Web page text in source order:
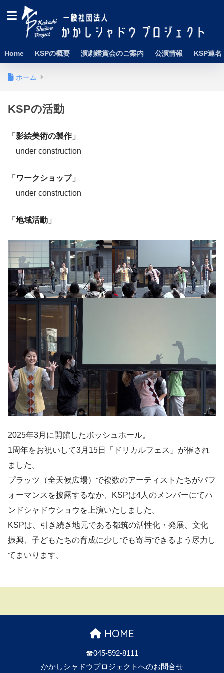
Home KSPの概要 演劇鑑賞会のご案内 公演情報 KSP連名
ホーム
KSPの活動
「影絵美術の製作」
under construction
「ワークショップ」
under construction
「地域活動」
2025年3月に開館したボッシュホール。
1周年をお祝いして3月15日「ドリカルフェス」が催され
ました。
プラッツ（全天候広場）で複数のアーティストたちがパフ
ォーマンスを披露するなか、KSPは4人のメンバーにてハ
ンドシャドウショウを上演いたしました。
KSPは、引き続き地元である都筑の活性化・発展、文化
振興、子どもたちの育成に少しでも寄与できるよう尽力し
てまいります。
HOME
☎︎045-592-8111
かかしシャドウプロジェクトへのお問合せ